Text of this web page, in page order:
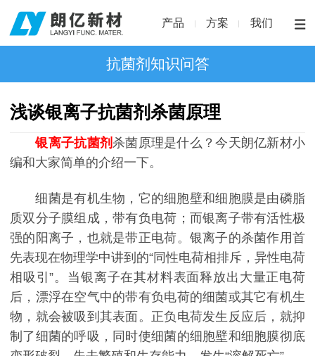
产品 方案 我们
抗菌剂知识问答
浅谈银离子抗菌剂杀菌原理
银离子抗菌剂 杀菌原理是什么？今天朗亿新材小
编和大家简单的介绍一下。
细菌是有机生物，它的细胞壁和细胞膜是由磷脂
质双分子膜组成，带有负电荷；而银离子带有活性极
强的阳离子，也就是带正电荷。银离子的杀菌作用首
先表现在物理学中讲到的“同性电荷相排斥，异性电荷
相吸引”。当银离子在其材料表面释放出大量正电荷
后，漂浮在空气中的带有负电荷的细菌或其它有机生
物，就会被吸到其表面。正负电荷发生反应后，就抑
制了细菌的呼吸，同时使细菌的细胞壁和细胞膜彻底